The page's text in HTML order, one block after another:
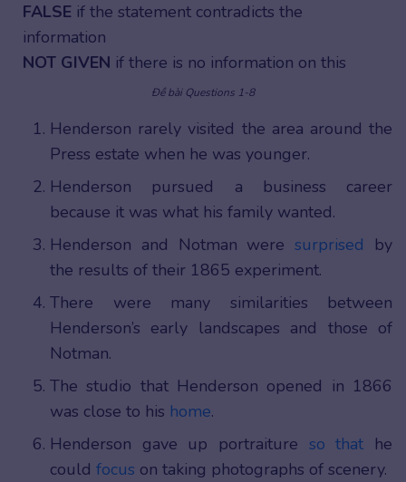
FALSE if the statement contradicts the
information
NOT GIVEN if there is no information on this
Đề bài Questions 1-8
Henderson rarely visited the area around the
Press estate when he was younger.
Henderson pursued a business career
because it was what his family wanted.
Henderson and Notman weresurprised by
the results of their 1865 experiment.
There were many similarities between
Henderson’s early landscapes and those of
Notman.
The studio that Henderson opened in 1866
was close to his home.
Henderson gave up portraiture so that he
could focus on taking photographs of scenery.